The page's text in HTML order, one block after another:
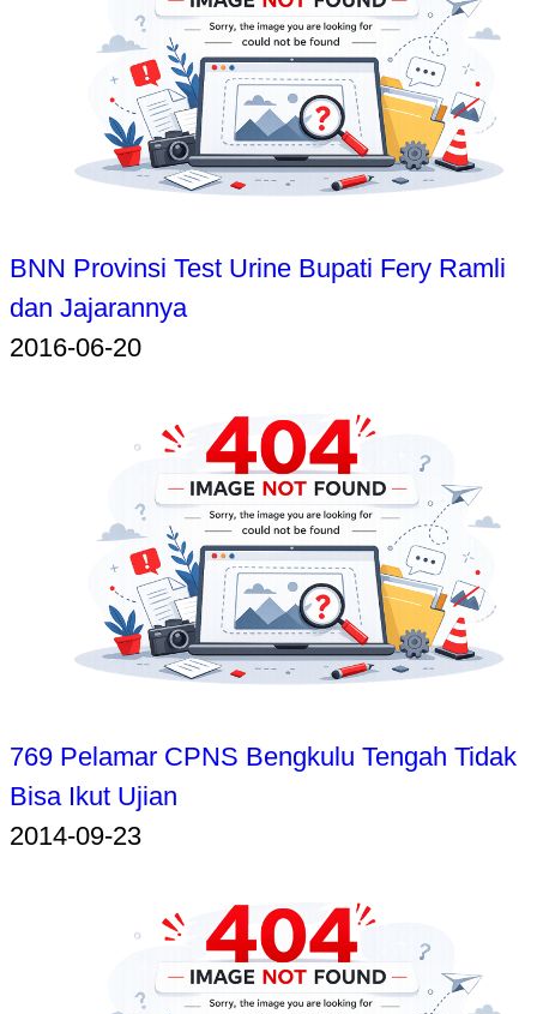
BNN Provinsi Test Urine Bupati Fery Ramli
dan Jajarannya
2016-06-20
769 Pelamar CPNS Bengkulu Tengah Tidak
Bisa Ikut Ujian
2014-09-23